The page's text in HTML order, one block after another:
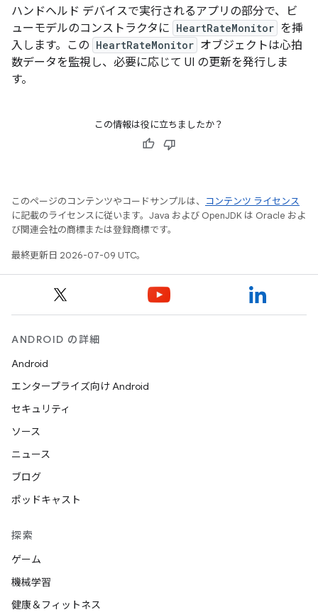
ハンドヘルド デバイスで実行されるアプリの部分で、ビ
ューモデルのコンストラクタに HeartRateMonitor を挿
入します。この HeartRateMonitor オブジェクトは心拍
数データを監視し、必要に応じて UI の更新を発行しま
す。
この情報は役に立ちましたか？
このページのコンテンツやコードサンプルは、
コンテンツ ライセンス
に記載のライセンスに従います。Java および OpenJDK は Oracle およ
び関連会社の商標または登録商標です。
最終更新日 2026-07-09 UTC。
ANDROID の詳細
Android
エンタープライズ向け Android
セキュリティ
ソース
ニュース
ブログ
ポッドキャスト
探索
ゲーム
機械学習
健康＆フィットネス